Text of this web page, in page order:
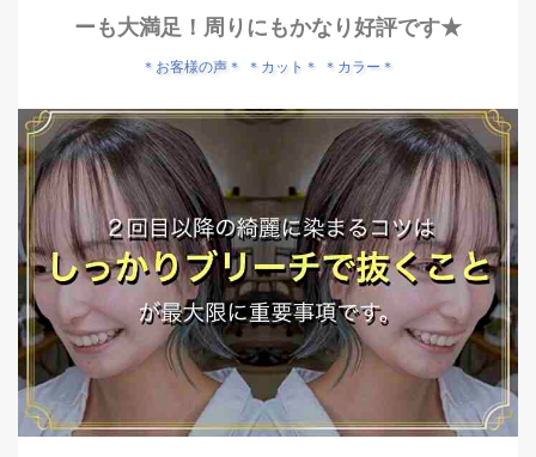
ーも大満足！周りにもかなり好評です★
＊お客様の声＊ ＊カット＊ ＊カラー＊